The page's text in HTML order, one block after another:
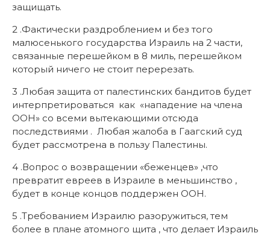
защищать.
2 .Фактически раздроблением и без того
малюсенького государства Израиль на 2 части,
связанные перешейком в 8 миль, перешейком
который ничего не стоит перерезать.
3 .Любая защита от палестинских бандитов будет
интерпретироваться как «нападение на члена
ООН» со всеми вытекающими отсюда
последствиями . Любая жалоба в Гаагский суд
будет рассмотрена в пользу Палестины.
4 .Вопрос о возвращении «беженцев» ,что
превратит евреев в Израиле в меньшинство ,
будет в конце концов поддержен ООН.
5 .Требованием Израилю разоружиться, тем
более в плане атомного щита , что делает Израиль